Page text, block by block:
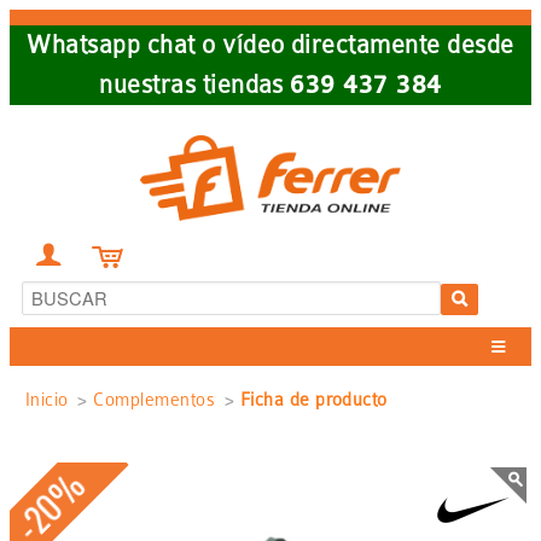
Skip
Whatsapp chat o vídeo directamente desde
nuestras tiendas 639 437 384
 
Sobrescribir
de
Inicio Complementos Ficha de producto
-20%